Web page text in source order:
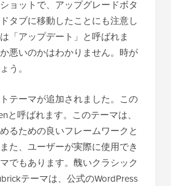
ョットで、アップグレードボタ
タブに移動したことにも注意し
「アップデート」と呼ばれま
悪いのかはわかりません。時が
う。
テーマが追加されました。この
と呼ばれます。このテーマは、
るための良いフレームワークと
た、ユーザーが実際に使用でき
でもあります。醜いクラシック
テーマは、公式のWordPress